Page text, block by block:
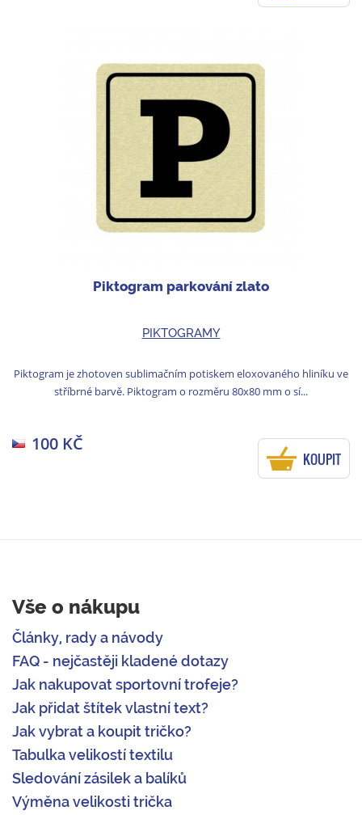
Piktogram parkování zlato
PIKTOGRAMY
Piktogram je zhotoven sublimačním potiskem eloxovaného hliníku ve
stříbrné barvě. Piktogram o rozměru 80x80 mm o sí...
100 KČ
KOUPIT
Vše o nákupu
Články, rady a návody
FAQ - nejčastěji kladené dotazy
Jak nakupovat sportovní trofeje?
Jak přidat štítek vlastní text?
Jak vybrat a koupit tričko?
Tabulka velikostí textilu
Sledování zásilek a balíků
Výměna velikosti trička